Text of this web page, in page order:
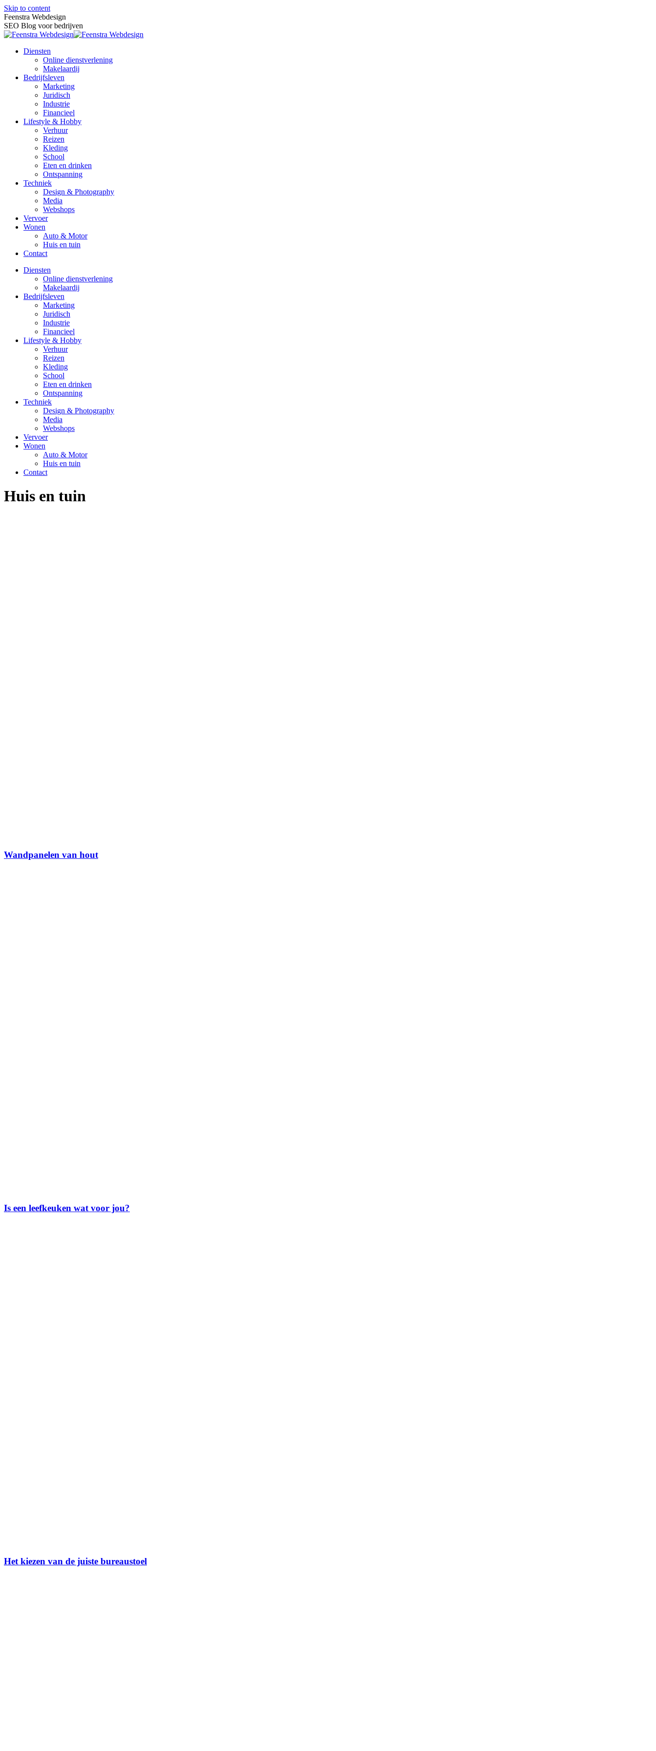
Skip to content
Feenstra Webdesign
SEO Blog voor bedrijven
Diensten
Online dienstverlening
Makelaardij
Bedrijfsleven
Marketing
Juridisch
Industrie
Financieel
Lifestyle & Hobby
Verhuur
Reizen
Kleding
School
Eten en drinken
Ontspanning
Techniek
Design & Photography
Media
Webshops
Vervoer
Wonen
Auto & Motor
Huis en tuin
Contact
Diensten
Online dienstverlening
Makelaardij
Bedrijfsleven
Marketing
Juridisch
Industrie
Financieel
Lifestyle & Hobby
Verhuur
Reizen
Kleding
School
Eten en drinken
Ontspanning
Techniek
Design & Photography
Media
Webshops
Vervoer
Wonen
Auto & Motor
Huis en tuin
Contact
Huis en tuin
Wandpanelen van hout
Is een leefkeuken wat voor jou?
Het kiezen van de juiste bureaustoel